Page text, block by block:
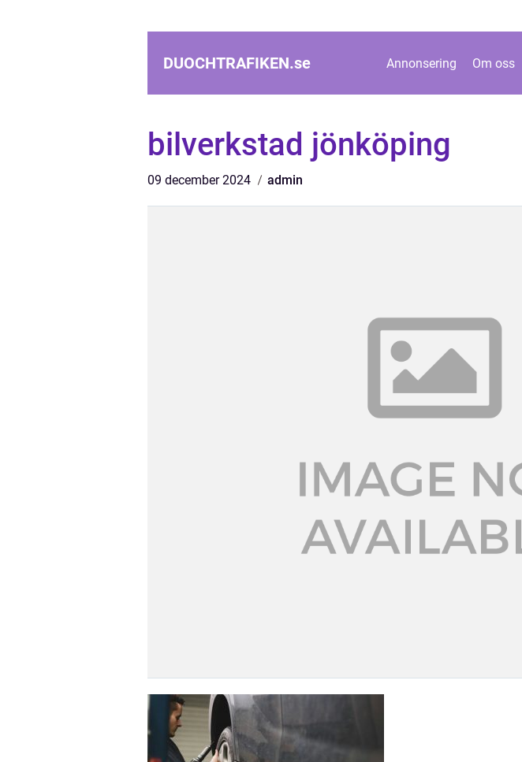
DUOCHTRAFIKEN.se Annonsering Om oss
bilverkstad jönköping
09 december 2024 admin